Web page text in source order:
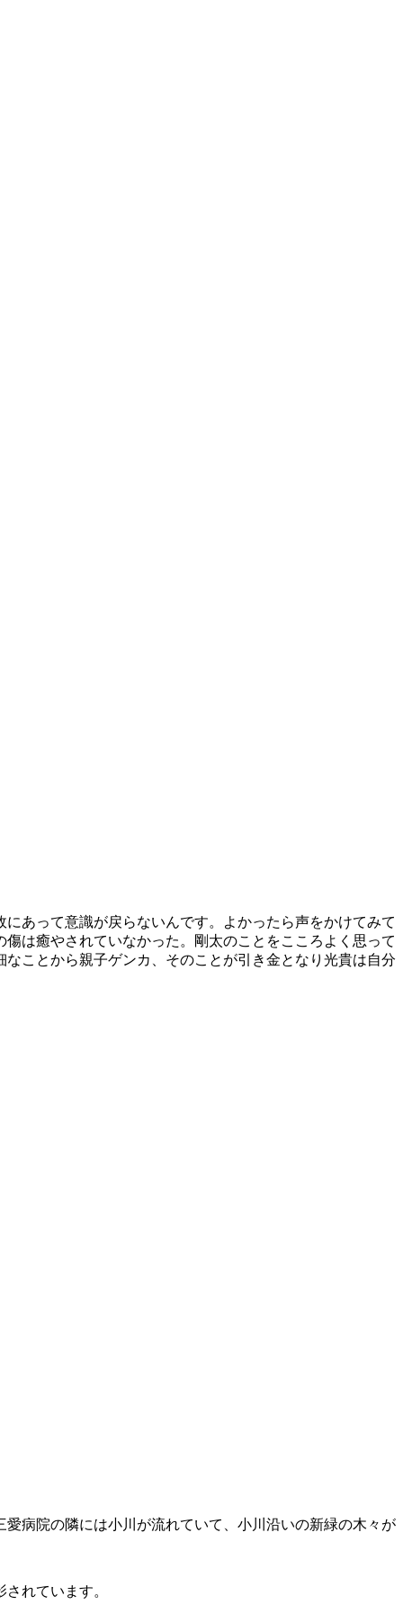
あって意識が戻らないんです。よかったら声をかけてみて
は癒やされていなかった。剛太のことをこころよく思って
ことから親子ゲンカ、そのことが引き金となり光貴は自分
病院の隣には小川が流れていて、小川沿いの新緑の木々が
れています。